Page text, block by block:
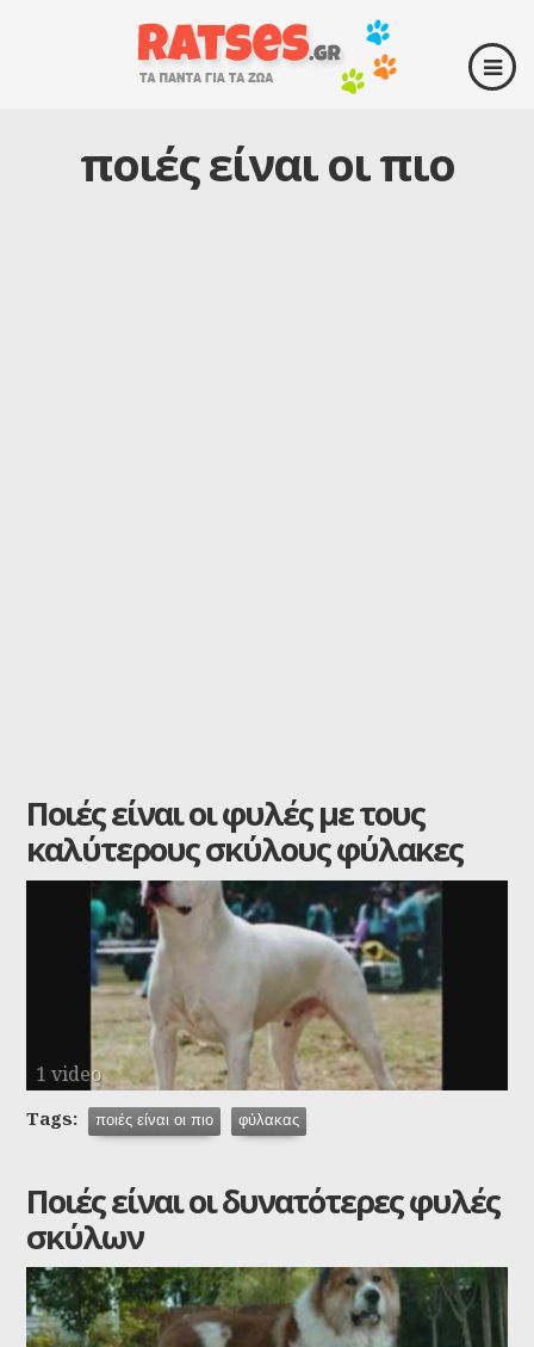
ποιές είναι οι πιο
Ποιές είναι οι φυλές με τους
καλύτερους σκύλους φύλακες
1 video
Tags: ποιές είναι οι πιο φύλακας
Ποιές είναι οι δυνατότερες φυλές
σκύλων